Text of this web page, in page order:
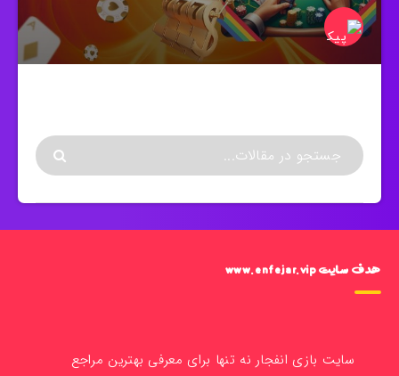
هدف سایت www.enfejar.vip
سایت بازی انفجار نه تنها برای معرفی بهترین مراجع